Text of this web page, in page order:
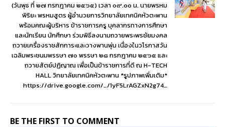
(วันพุธ ที่ ๒๗ กรกฎาคม ๒๕๖๕) เวลา ๐๙.๐๐ น. นายพรหม
พิริยะ พรหมสูตร ผู้อำนวยการวิทยาลัยเทคนิคหัวตะพาน
พร้อมคณะผู้บริหาร ข้าราชการครู บุคลากรทางการศึกษา
และนักเรียน นักศึกษา ร่วมพิธีลงนามถวายพระพรชัยมงคล
ถวายเครื่องราชสักการะและวางพานพุ่ม เนื่องในวโรกาสวัน
เฉลิมพระชนมพรรษา ๗๐ พรรษา ๒๘ กรกฎาคม ๒๕๖๕ และ
ถวายสัตย์ปฏิญาณ เพื่อเป็นข้าราชการที่ดี ณ H-TECH
HALL วิทยาลัยเทคนิคหัวตะพาน *รูปภาพเพิ่มเติม*
https://drive.google.com/…/1yF5LrAGZxN2g74…
BE THE FIRST TO COMMENT